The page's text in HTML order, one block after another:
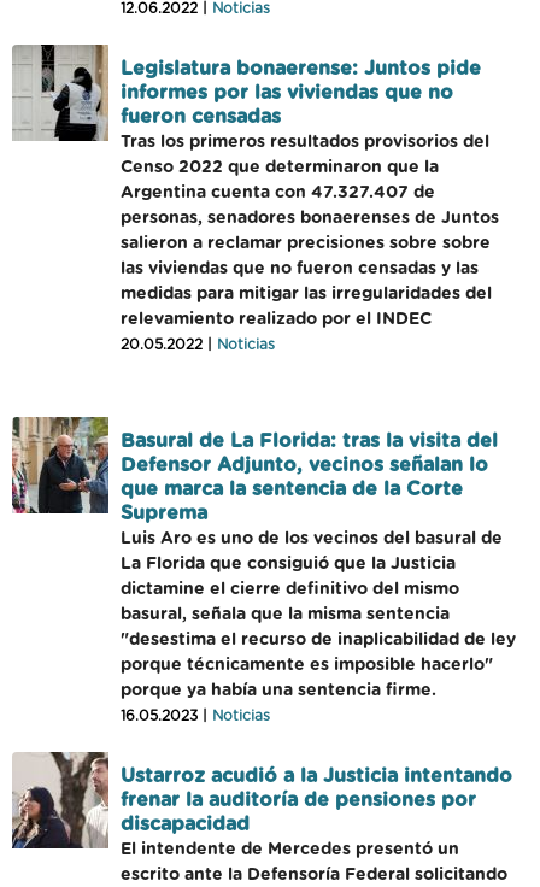
12.06.2022 | Noticias
Legislatura bonaerense: Juntos pide
informes por las viviendas que no
fueron censadas
Tras los primeros resultados provisorios del
Censo 2022 que determinaron que la
Argentina cuenta con 47.327.407 de
personas, senadores bonaerenses de Juntos
salieron a reclamar precisiones sobre sobre
las viviendas que no fueron censadas y las
medidas para mitigar las irregularidades del
relevamiento realizado por el INDEC
20.05.2022 | Noticias
Basural de La Florida: tras la visita del
Defensor Adjunto, vecinos señalan lo
que marca la sentencia de la Corte
Suprema
Luis Aro es uno de los vecinos del basural de
La Florida que consiguió que la Justicia
dictamine el cierre definitivo del mismo
basural, señala que la misma sentencia
"desestima el recurso de inaplicabilidad de ley
porque técnicamente es imposible hacerlo"
porque ya había una sentencia firme.
16.05.2023 | Noticias
Ustarroz acudió a la Justicia intentando
frenar la auditoría de pensiones por
discapacidad
El intendente de Mercedes presentó un
escrito ante la Defensoría Federal solicitando